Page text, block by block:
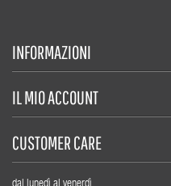
INFORMAZIONI
IL MIO ACCOUNT
CUSTOMER CARE